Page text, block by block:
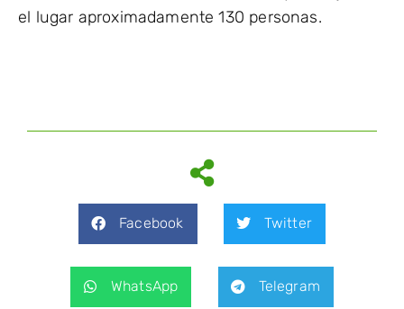
el lugar aproximadamente 130 personas.
Facebook Twitter
WhatsApp Telegram